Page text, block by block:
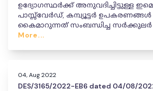
ഉദ്യോഗസ്ഥർക്ക് അനുവദിച്ചിട്ടുള്ള
പാസ്സ്‌വേർഡ്, കമ്പ്യൂട്ടർ ഉപകരണങ്ങൾ
കൈമാറുന്നത് സംബന്ധിച്ച സർക്കുലർ
More...
04, Aug 2022
DES/3165/2022-EB6 dated 04/08/